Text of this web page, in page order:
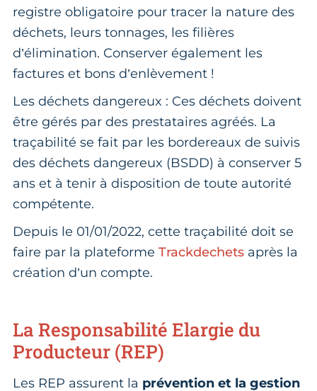
registre obligatoire pour tracer la nature des
déchets, leurs tonnages, les filières
d’élimination. Conserver également les
factures et bons d’enlèvement !
Les déchets dangereux : Ces déchets doivent
être gérés par des prestataires agréés. La
traçabilité se fait par les bordereaux de suivis
des déchets dangereux (BSDD) à conserver 5
ans et à tenir à disposition de toute autorité
compétente.
Depuis le 01/01/2022, cette traçabilité doit se
faire par la plateforme Trackdechets après la
création d’un compte.
La Responsabilité Elargie du
Producteur (REP)
Les REP assurent la prévention et la gestion